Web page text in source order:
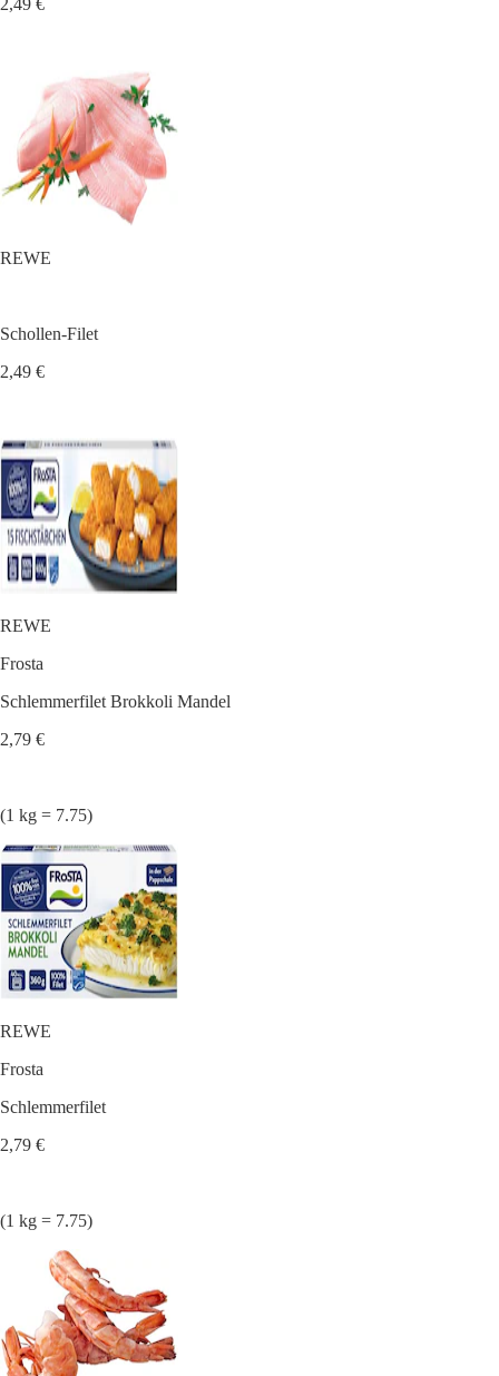
2,49 €
REWE
Schollen-Filet
2,49 €
REWE
Frosta
Schlemmerfilet Brokkoli Mandel
2,79 €
(1 kg = 7.75)
REWE
Frosta
Schlemmerfilet
2,79 €
(1 kg = 7.75)